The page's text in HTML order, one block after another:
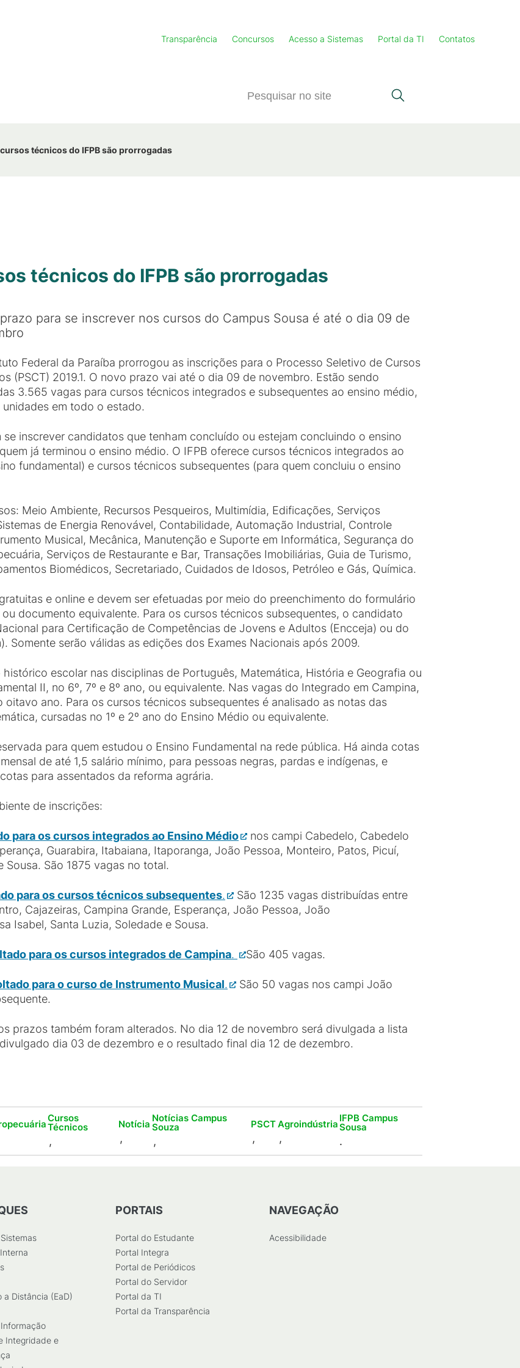
Transparência Concursos Acesso a Sistemas Portal da TI Contatos
técnicos do IFPB são prorrogadas
técnicos do IFPB são prorrogadas
para se inscrever nos cursos do Campus Sousa é até o dia 09 de
Federal da Paraíba prorrogou as inscrições para o Processo Seletivo de Cursos
(PSCT) 2019.1. O novo prazo vai até o dia 09 de novembro. Estão sendo
3.565 vagas para cursos técnicos integrados e subsequentes ao ensino médio,
unidades em todo o estado.
se inscrever candidatos que tenham concluído ou estejam concluindo o ensino
já terminou o ensino médio. O IFPB oferece cursos técnicos integrados ao
fundamental) e cursos técnicos subsequentes (para quem concluiu o ensino
Meio Ambiente, Recursos Pesqueiros, Multimídia, Edificações, Serviços
de Energia Renovável, Contabilidade, Automação Industrial, Controle
Musical, Mecânica, Manutenção e Suporte em Informática, Segurança do
Serviços de Restaurante e Bar, Transações Imobiliárias, Guia de Turismo,
Biomédicos, Secretariado, Cuidados de Idosos, Petróleo e Gás, Química.
e online e devem ser efetuadas por meio do preenchimento do formulário
documento equivalente. Para os cursos técnicos subsequentes, o candidato
para Certificação de Competências de Jovens e Adultos (Encceja) ou do
Somente serão válidas as edições dos Exames Nacionais após 2009.
escolar nas disciplinas de Português, Matemática, História e Geografia ou
II, no 6º, 7º e 8º ano, ou equivalente. Nas vagas do Integrado em Campina,
ano. Para os cursos técnicos subsequentes é analisado as notas das
cursadas no 1º e 2º ano do Ensino Médio ou equivalente.
para quem estudou o Ensino Fundamental na rede pública. Há ainda cotas
de até 1,5 salário mínimo, para pessoas negras, pardas e indígenas, e
para assentados da reforma agrária.
de inscrições:
para os cursos integrados ao Ensino Médio
nos campi Cabedelo, Cabedelo
Guarabira, Itabaiana, Itaporanga, João Pessoa, Monteiro, Patos, Picuí,
Sousa. São 1875 vagas no total.
para os cursos técnicos subsequentes.
São 1235 vagas distribuídas entre
Cajazeiras, Campina Grande, Esperança, João Pessoa, João
Isabel, Santa Luzia, Soledade e Sousa.
para os cursos integrados de Campina. São 405 vagas.
para o curso de Instrumento Musical.
São 50 vagas nos campi João
prazos também foram alterados. No dia 12 de novembro será divulgada a lista
dia 03 de dezembro e o resultado final dia 12 de dezembro.
Cursos
Técnicos
,
Notícia
,
Notícias Campus
Souza
,
PSCT
,
Agroindústria
,
IFPB Campus
Sousa
.
a Distância (EaD)
Integridade e
PORTAIS
Portal do Estudante
Portal Integra
Portal de Periódicos
Portal do Servidor
Portal da TI
Portal da Transparência
NAVEGAÇÃO
Acessibilidade